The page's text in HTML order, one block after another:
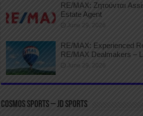
RE/MAX: Ζητούνται
Estate Agent
June 29, 2026
RE/MAX: Experienced
RE/MAX Dealmakers –
June 29, 2026
COSMOS SPORTS – JD SPORTS